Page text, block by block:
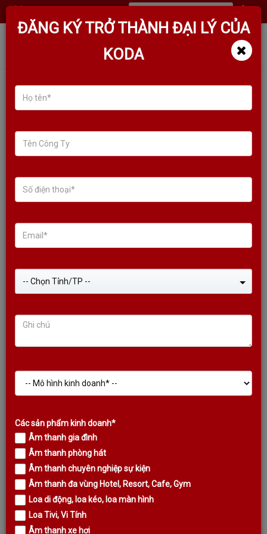
VANG SỐ KODA S10 PLUS MỚI
NHẤT, CHIP ADSP, BLUETOOTH
APTX PRO
VANG SỐ KODA S10 PLUS MỚI NHẤT,
CHIP ADSP, BLUETOOTH APTX PRO
ĐĂNG KÝ TRỞ THÀNH ĐẠI LÝ CỦA
KODA
-- Chọn Tỉnh/TP --
Các sản phẩm kinh doanh*
Âm thanh gia đình
Âm thanh phòng hát
Âm thanh chuyên nghiệp sự kiện
Âm thanh đa vùng Hotel, Resort, Cafe, Gym
Loa di động, loa kéo, loa màn hình
Loa Tivi, Vi Tính
Âm thanh xe hơi